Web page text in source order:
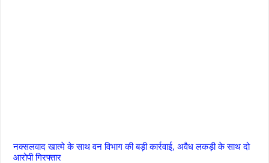
नक्सलवाद खात्मे के साथ वन विभाग की बड़ी कार्रवाई, अवैध लकड़ी के साथ दो
आरोपी गिरफ्तार